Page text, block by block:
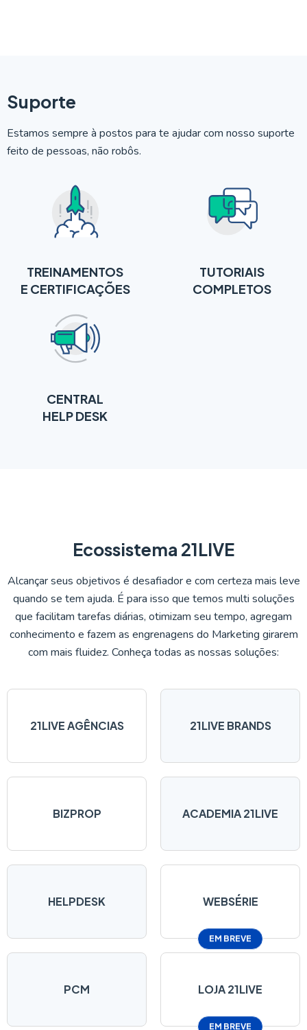
Suporte
Estamos sempre à postos para te ajudar com nosso suporte
feito de pessoas, não robôs.
TREINAMENTOS
E CERTIFICAÇÕES
TUTORIAIS
COMPLETOS
CENTRAL
HELP DESK
Ecossistema 21LIVE
Alcançar seus objetivos é desafiador e com certeza mais leve
quando se tem ajuda. É para isso que temos multi soluções
que facilitam tarefas diárias, otimizam seu tempo, agregam
conhecimento e fazem as engrenagens do Marketing girarem
com mais fluidez. Conheça todas as nossas soluções:
21LIVE AGÊNCIAS 21LIVE BRANDS
BIZPROP ACADEMIA 21LIVE
HELPDESK WEBSÉRIE
EM BREVE
PCM LOJA 21LIVE
EM BREVE